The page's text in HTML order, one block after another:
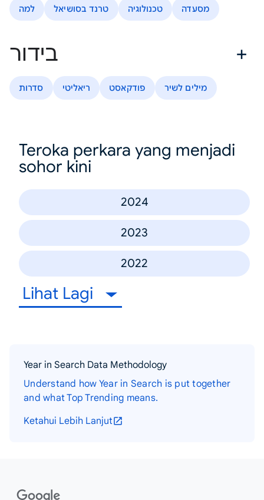
למה טרנד בסושיאל טכנולוגיה מסעדה
בידור
סדרות ריאליטי פודקאסט מילים לשיר
Teroka perkara yang menjadi
sohor kini
2024
2023
2022
Lihat Lagi
Year in Search Data Methodology
Understand how Year in Search is put together
and what Top Trending means.
Ketahui Lebih Lanjut